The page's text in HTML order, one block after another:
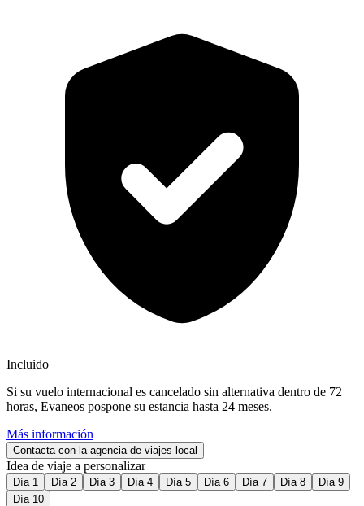
Incluido
Si su vuelo internacional es cancelado sin alternativa dentro de 72
horas, Evaneos pospone su estancia hasta 24 meses.
Más información
Contacta con la agencia de viajes local
Idea de viaje a personalizar
Día 1 Día 2 Día 3 Día 4 Día 5 Día 6 Día 7 Día 8
Día 9
Día 10